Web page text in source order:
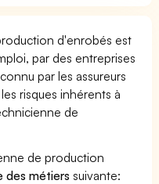
d'enrobés est
par des entreprises
par les assureurs
risques inhérents à
de
de production
des métiers suivante: